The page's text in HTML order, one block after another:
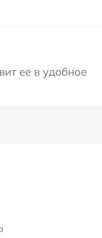
ее в удобное